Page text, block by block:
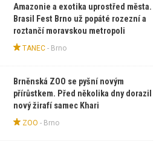
Amazonie a exotika uprostřed města.
Brasil Fest Brno už popáté rozezní a
roztančí moravskou metropoli
TANEC- Brno
Brněnská ZOO se pyšní novým
přírůstkem. Před několika dny dorazil
nový žirafí samec Khari
ZOO - Brno